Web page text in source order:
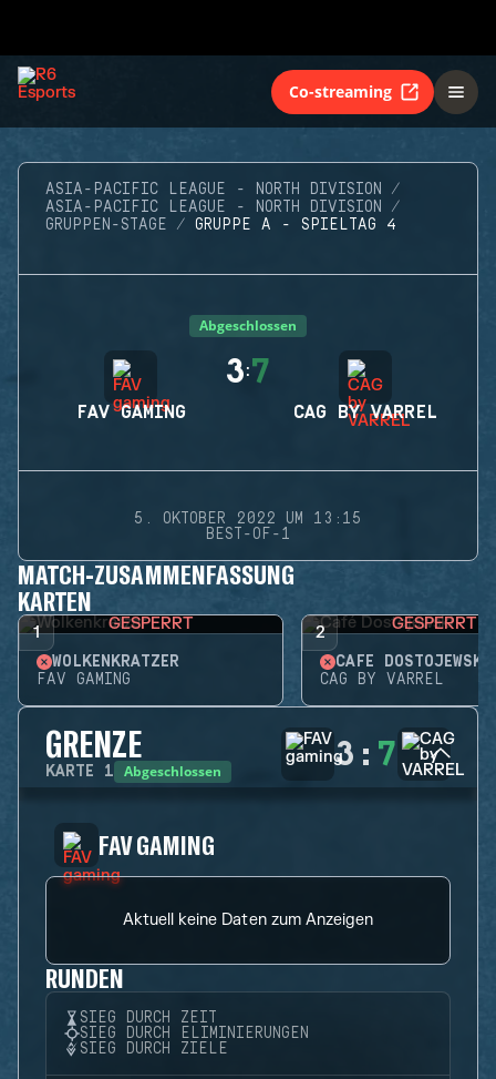
Co-streaming
ASIA-PACIFIC LEAGUE - NORTH DIVISION
ASIA-PACIFIC LEAGUE - NORTH DIVISION
GRUPPEN-STAGE
GRUPPE A - SPIELTAG 4
Abgeschlossen
FAV GAMING
3:7
CAG BY VARREL
5. OKTOBER 2022 UM 13:15
BEST-OF-1
MATCH-ZUSAMMENFASSUNG
KARTEN
1 GESPERRT
WOLKENKRATZER
FAV GAMING
2 GESPERRT
CAFÉ DOSTOJEWSKI
CAG BY VARREL
GRENZE
KARTE 1 Abgeschlossen 3 : 7
FAV GAMING
Aktuell keine Daten zum Anzeigen
RUNDEN
SIEG DURCH ZEIT
SIEG DURCH ELIMINIERUNGEN
SIEG DURCH ZIELE